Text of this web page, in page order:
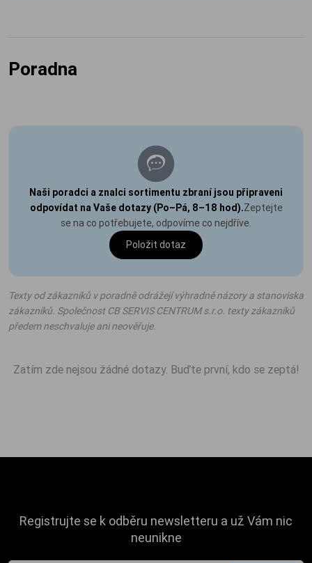
Poradna
Naši poradci a znalci sortimentu zbraní jsou připraveni
odpovídat na Vaše dotazy (Po–Pá, 8–18 hod).Zeptejte
se na co potřebujete, odpovíme co nejdříve.
Položit dotaz
Texty od zákazníků v poradně odrážejí výhradně názory a stanoviska
zákazníků. Společnost CB SERVIS CENTRUM s.r.o. texty zákazníků
předem neschvaluje ani neověřuje.
Zatím zde nejsou žádné dotazy. Buďte první, kdo se zeptá!
Registrujte se k odběru newsletteru a už Vám nic
neunikne